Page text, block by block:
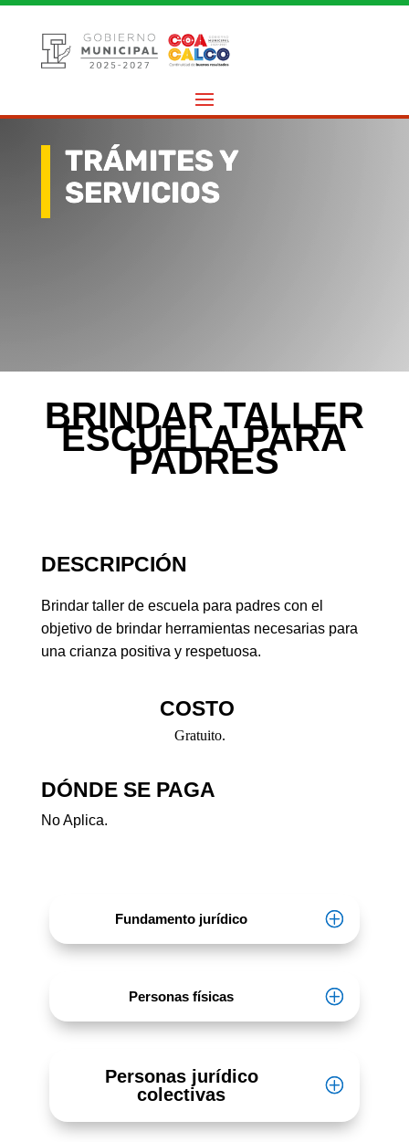
TRÁMITES Y
SERVICIOS
BRINDAR TALLER
ESCUELA PARA
PADRES
DESCRIPCIÓN
Brindar taller de escuela para padres con el
objetivo de brindar herramientas necesarias para
una crianza positiva y respetuosa.
COSTO
Gratuito.
DÓNDE SE PAGA
No Aplica.
Fundamento jurídico
Personas físicas
Personas jurídico
colectivas